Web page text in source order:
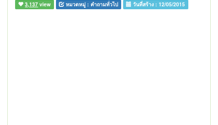
3,137 view หมวดหมู่ : คำถามทั่วไป วันที่สร้าง :12/05/2015